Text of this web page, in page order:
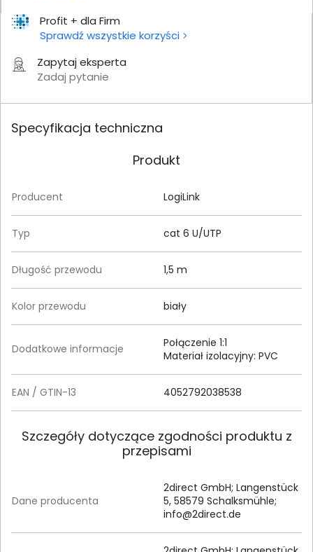
Profit + dla Firm
Sprawdź wszystkie korzyści
Zapytaj eksperta
Zadaj pytanie
Specyfikacja techniczna
Produkt
Producent LogiLink
Typ cat 6 U/UTP
Długość przewodu 1,5 m
Kolor przewodu biały
Dodatkowe informacje
Połączenie 1:1
Materiał izolacyjny: PVC
EAN / GTIN-13 4052792038538
Szczegóły dotyczące zgodności produktu z
przepisami
Dane producenta
2direct GmbH; Langenstück
5, 58579 Schalksmühle;
info@2direct.de